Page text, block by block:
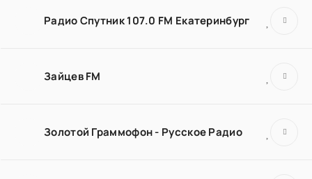
Радио Спутник 107.0 FM Екатеринбург
Зайцев FM
Золотой Граммофон - Русское Радио